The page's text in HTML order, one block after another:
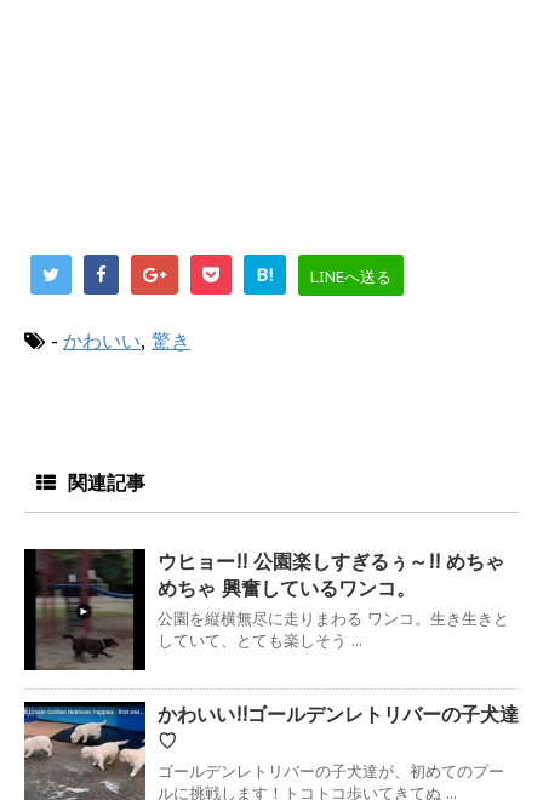
B! LINEへ送る
- かわいい, 驚き
関連記事
ウヒョー!! 公園楽しすぎるぅ～!! めちゃ
めちゃ 興奮しているワンコ。
公園を縦横無尽に走りまわる ワンコ。生き生きと
していて、とても楽しそう ...
かわいい!!ゴールデンレトリバーの子犬達
♡
ゴールデンレトリバーの子犬達が、初めてのプー
ルに挑戦します！トコトコ歩いてきてぬ ...